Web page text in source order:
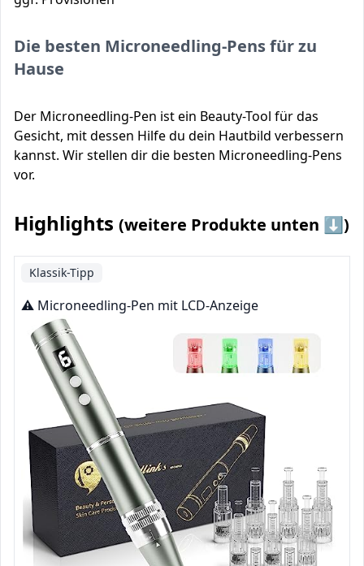
Die besten Microneedling-Pens für zu
Hause
Der Microneedling-Pen ist ein Beauty-Tool für das
Gesicht, mit dessen Hilfe du dein Hautbild verbessern
kannst. Wir stellen dir die besten Microneedling-Pens
vor.
Highlights (weitere Produkte unten ⬇️)
Klassik-Tipp
⚠️ Microneedling-Pen mit LCD-Anzeige